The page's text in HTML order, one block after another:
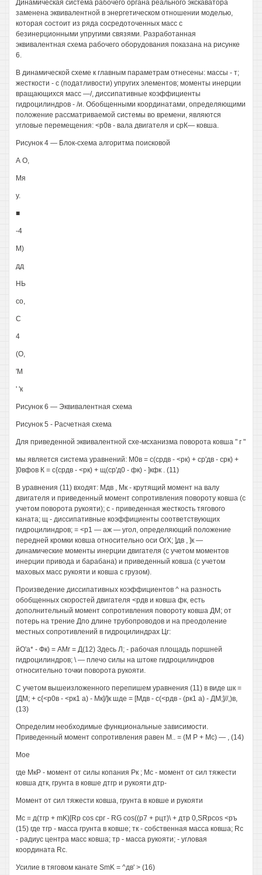
Динамическая система рабочего органа реального экскаватора
заменена эквивалентной в энергетическом отношении моделью,
которая состоит из ряда сосредоточенных масс с
безинерционными упругими связями. Разработанная
эквивалентная схема рабочего оборудования показана на рисунке
6.
В динамической схеме к главным параметрам отнесены: массы - т;
жесткости - с (податливости) упругих элементов; моменты инерции
вращающихся масс —/, диссипативные коэффициенты
гидроцилиндров - /и. Обобщенными координатами, определяющими
положение рассматриваемой системы во времени, являются
угловые перемещения: <р0в - вала двигателя и срК— ковша.
Рисунок 4 — Блок-схема алгоритма поисковой
А О,
Мя
у.
■
-4
М)
дд
НЬ
со,
С
4
(О,
'М
' 'к
Рисунок 6 — Эквивалентная схема
Рисунок 5 - Расчетная схема
Для приведенной эквивалентной схе-мсханизма поворота ковша " г "
мы является система уравнений: М0в = с(срдв - <рк) + ср'дв - срк) +
]0вфов К = с{срдв - <рк) + щ(ср'д0 - фк) - ]кфк . (11)
В уравнения (11) входят: Мдв , Мк - крутящий момент на валу
двигателя и приведенный момент сопротивления повороту ковша (с
учетом поворота рукояти); с - приведенная жесткость тягового
каната; щ - диссипативные коэффициенты соответствующих
гидроцилиндров; = <р1 — аж — угол, определяющий положение
передней кромки ковша относительно оси ОгХ; ]дв , ]к —
динамические моменты инерции двигателя (с учетом моментов
инерции привода и барабана) и приведенный ковша (с учетом
маховых масс рукояти и ковша с грузом).
Произведение диссипативных коэффициентов ^ на разность
обобщенных скоростей двигателя <рдв и ковша фк, есть
дополнительный момент сопротивления повороту ковша ДМ; от
потерь на трение Дпо длине трубопроводов и на преодоление
местных сопротивлений в гидроцилиндрах Цг:
йО'а* - Фк) = АМг = Д(12) Здесь Л; - рабочая площадь поршней
гидроцилиндров; \ — плечо силы на штоке гидроцилиндров
относительно точки поворота рукояти.
С учетом вышеизложенного перепишем уравнения (11) в виде шк =
[ДМ; + с{<р0в - <рк1 а) - Мк]/]к шде = [Мдв - с(<рдв - (рк1 а) - ДМ;]//,)в,
(13)
Определим необходимые функциональные зависимости.
Приведенный момент сопротивления равен М.. = (М Р + Мс) — , (14)
Мое
где МкР - момент от силы копания Рк ; Мс - момент от сил тяжести
ковша дтк, грунта в ковше дтгр и рукояти дтр-
Момент от сил тяжести ковша, грунта в ковше и рукояти
Мс = д(тгр + mK)[Rp cos срг - RG cos((p7 + рцт)\ + дтр 0,SRpcos <ръ
(15) где тгр - масса грунта в ковше; тк - собственная масса ковша; Rc
- радиус центра масс ковша; тр - масса рукояти; - угловая
координата Rc.
Усилие в тяговом канате SmK = ^дв' > (16)